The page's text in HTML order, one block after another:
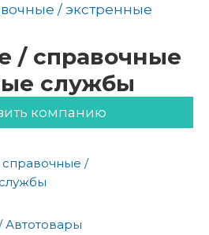
/ экстренные
/ справочные
службы
компанию
/
Автотовары